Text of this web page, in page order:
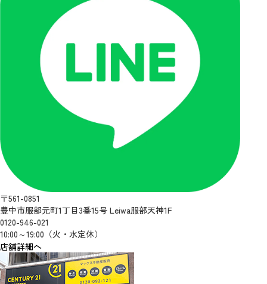
〒561-0851
豊中市服部元町1丁目3番15号 Leiwa服部天神1F
0120-946-021
10:00～19:00（火・水定休）
店舗詳細へ